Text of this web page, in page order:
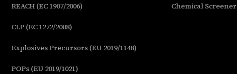
REACH (EC 1907/2006)
CLP (EC 1272/2008)
Explosives Precursors (EU 2019/1148)
POPs (EU 2019/1021)
Chemical Screener